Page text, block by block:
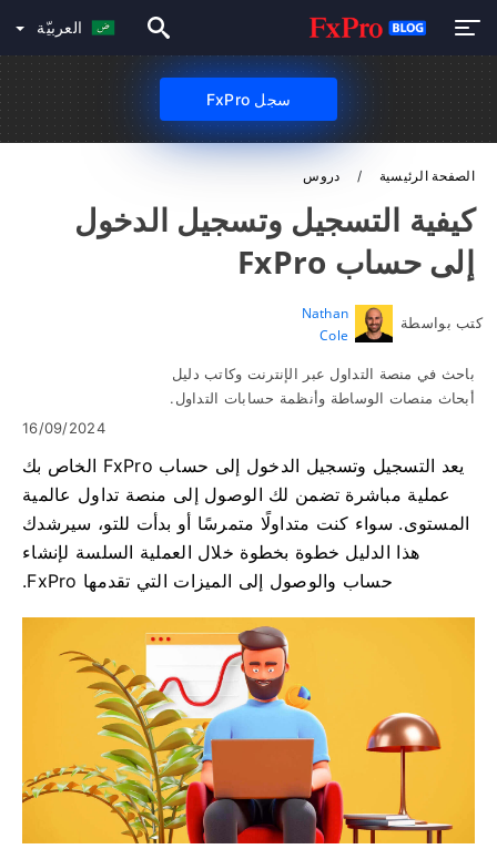
العربيّة
سجل FxPro
الصفحة الرئيسية دروس
كيفية التسجيل وتسجيل الدخول
إلى حساب FxPro
كتب بواسطة
Nathan
Cole
باحث في منصة التداول عبر الإنترنت وكاتب دليل
أبحاث منصات الوساطة وأنظمة حسابات التداول.
16/09/2024
يعد التسجيل وتسجيل الدخول إلى حساب FxPro الخاص بك
عملية مباشرة تضمن لك الوصول إلى منصة تداول عالمية
المستوى. سواء كنت متداولًا متمرسًا أو بدأت للتو، سيرشدك
هذا الدليل خطوة بخطوة خلال العملية السلسة لإنشاء
حساب والوصول إلى الميزات التي تقدمها FxPro.